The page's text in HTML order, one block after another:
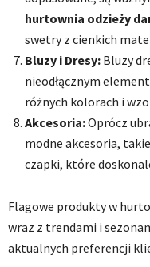
hurtownia odzieży
swetry z cienkich
Bluzy i Dresy: Bluzy
nieodłącznym
różnych kolorach i
Akcesoria:Oprócz
modne akcesoria,
czapki, które
Flagowe produkty w
wraz z trendami i
aktualnych preferencji